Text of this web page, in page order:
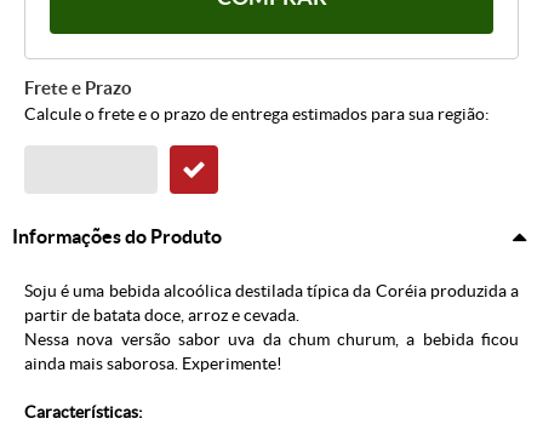
Frete e Prazo
Calcule o frete e o prazo de entrega estimados para sua região:
Informações do Produto
Soju é uma bebida alcoólica destilada típica da Coréia produzida a
partir de batata doce, arroz e cevada.
Nessa nova versão sabor uva da chum churum, a bebida ficou
ainda mais saborosa. Experimente!
Características: